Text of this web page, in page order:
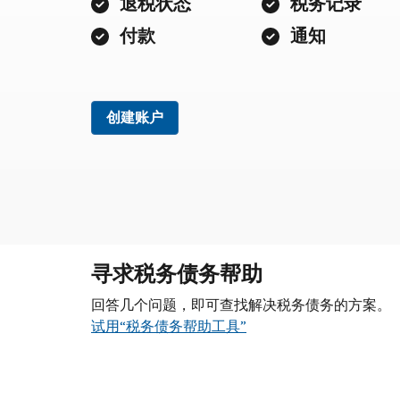
付款
通知
创建账户
寻求税务债务帮助
回答几个问题，即可查找解决税务债务的方案。
试用“税务债务帮助工具”